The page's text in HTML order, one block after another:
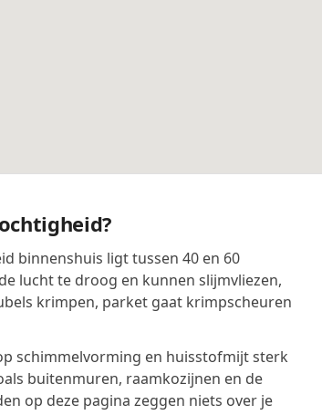
binnenshuis ligt tussen 40 en 60
lucht te droog en kunnen slijmvliezen,
krimpen, parket gaat krimpscheuren
schimmelvorming en huisstofmijt sterk
buitenmuren, raamkozijnen en de
op deze pagina zeggen niets over je